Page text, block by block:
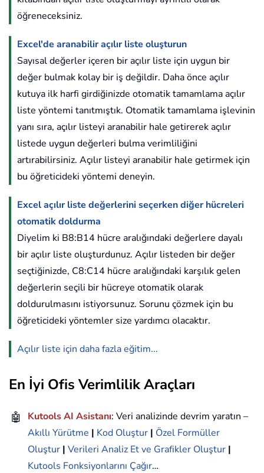
öğreneceksiniz.
Excel'de aranabilir açılır liste oluşturun
Sayısal değerler içeren bir açılır liste için uygun bir
değer bulmak kolay bir iş değildir. Daha önce açılır
kutuya ilk harfi girdiğinizde otomatik tamamlama açılır
liste yöntemi tanıtmıştık. Otomatik tamamlama işlevinin
yanı sıra, açılır listeyi aranabilir hale getirerek açılır
listede uygun değerleri bulma verimliliğini
artırabilirsiniz. Açılır listeyi aranabilir hale getirmek için
bu öğreticideki yöntemi deneyin.
Excel açılır liste değerlerini seçerken diğer hücreleri
otomatik doldurma
Diyelim ki B8:B14 hücre aralığındaki değerlere dayalı
bir açılır liste oluşturdunuz. Açılır listeden bir değer
seçtiğinizde, C8:C14 hücre aralığındaki karşılık gelen
değerlerin seçili bir hücreye otomatik olarak
doldurulmasını istiyorsunuz. Sorunu çözmek için bu
öğreticideki yöntemler size yardımcı olacaktır.
Açılır liste için daha fazla eğitim...
En İyi Ofis Verimlilik Araçları
🤖 Kutools AI Asistanı: Veri analizinde devrim yaratın –
Akıllı Yürütme | Kod Oluştur | Özel Formüller
Oluştur | Verileri Analiz Et ve Grafikler Oluştur |
Kutools Fonksiyonlarını Çağır…